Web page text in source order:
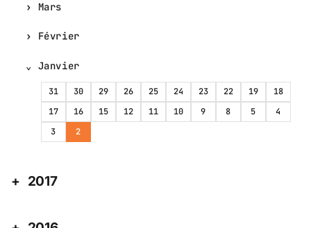
Mars
Février
Janvier
31 30 29 26 25 24 23 22 19
18
17
16 15 12 11 10 9 8 5
4
3
2
2017